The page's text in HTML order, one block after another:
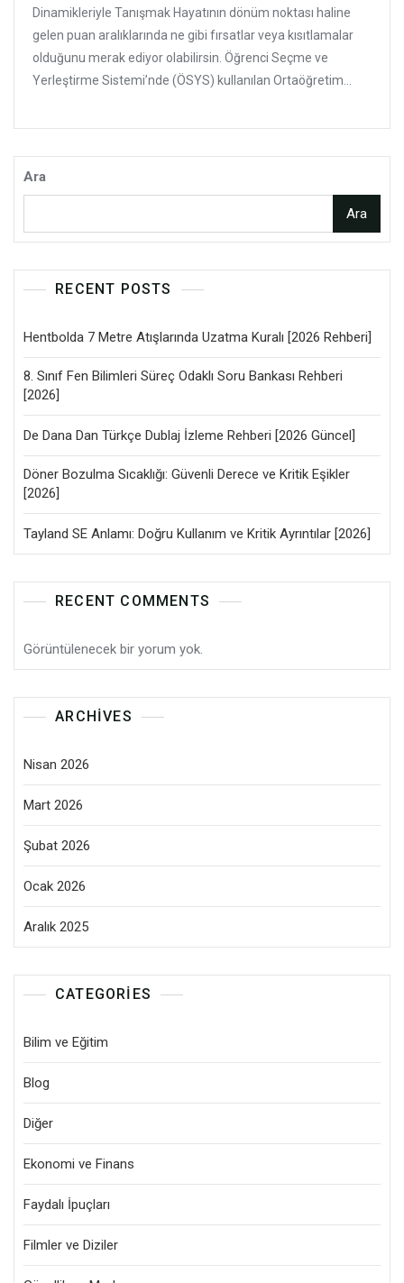
Dinamikleriyle Tanışmak Hayatının dönüm noktası haline
gelen puan aralıklarında ne gibi fırsatlar veya kısıtlamalar
olduğunu merak ediyor olabilirsin. Öğrenci Seçme ve
Yerleştirme Sistemi’nde (ÖSYS) kullanılan Ortaöğretim...
Ara
Ara
RECENT POSTS
Hentbolda 7 Metre Atışlarında Uzatma Kuralı [2026 Rehberi]
8. Sınıf Fen Bilimleri Süreç Odaklı Soru Bankası Rehberi
[2026]
De Dana Dan Türkçe Dublaj İzleme Rehberi [2026 Güncel]
Döner Bozulma Sıcaklığı: Güvenli Derece ve Kritik Eşikler
[2026]
Tayland SE Anlamı: Doğru Kullanım ve Kritik Ayrıntılar [2026]
RECENT COMMENTS
Görüntülenecek bir yorum yok.
ARCHIVES
Nisan 2026
Mart 2026
Şubat 2026
Ocak 2026
Aralık 2025
CATEGORIES
Bilim ve Eğitim
Blog
Diğer
Ekonomi ve Finans
Faydalı İpuçları
Filmler ve Diziler